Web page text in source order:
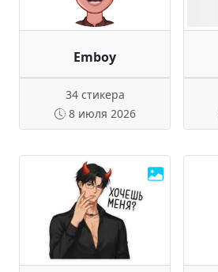
Emboy
34 стикера
8 июля 2026